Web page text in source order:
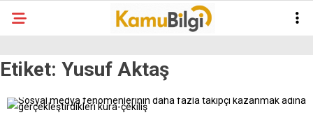
Etiket: Yusuf Aktaş